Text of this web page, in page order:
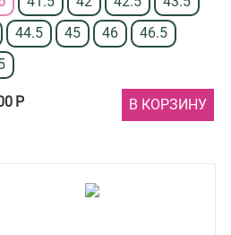
44.5 45 46
46.5
Р В КОРЗИНУ